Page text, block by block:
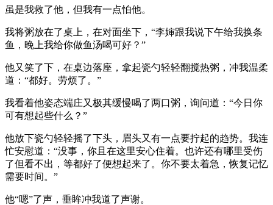
虽是我救了他，但我有一点怕他。
我将粥放在了桌上，在对面坐下，“李婶跟我说下午给我换条
鱼，晚上我给你做鱼汤喝可好？”
他又笑了下，在桌边落座，拿起瓷勺轻轻翻搅热粥，冲我温柔
道：“都好。劳烦了。”
我看着他姿态端庄又极其缓慢喝了两口粥，询问道：“今日你
可有想起些什么？”
他放下瓷勺轻轻摇了下头，眉头又有一点要拧起的趋势。我连
忙安慰道：“没事，你且在这里安心住着。也许还有哪里受伤
了但看不出，等都好了便想起来了。你不要太着急，恢复记忆
需要时间。”
他“嗯”了声，垂眸冲我道了声谢。